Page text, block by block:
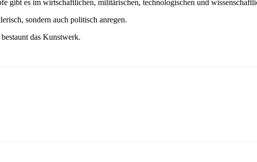
gibt es im wirtschaftlichen, militärischen, technologischen und
sondern auch politisch anregen.
das Kunstwerk.